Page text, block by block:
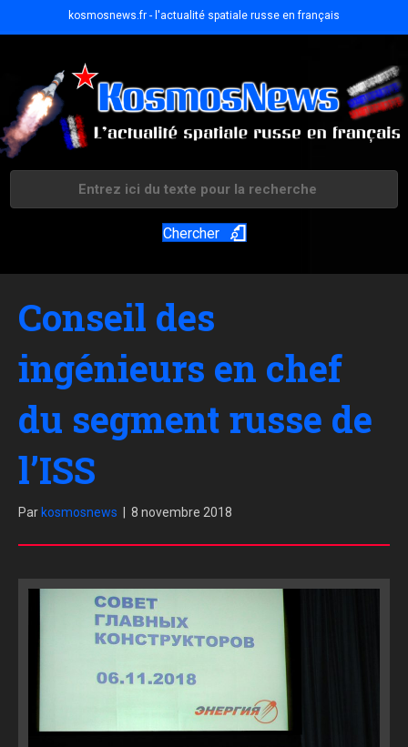
kosmosnews.fr - l'actualité spatiale russe en français
Chercher
Conseil des
ingénieurs en chef
du segment russe de
l’ISS
Par kosmosnews 8 novembre 2018